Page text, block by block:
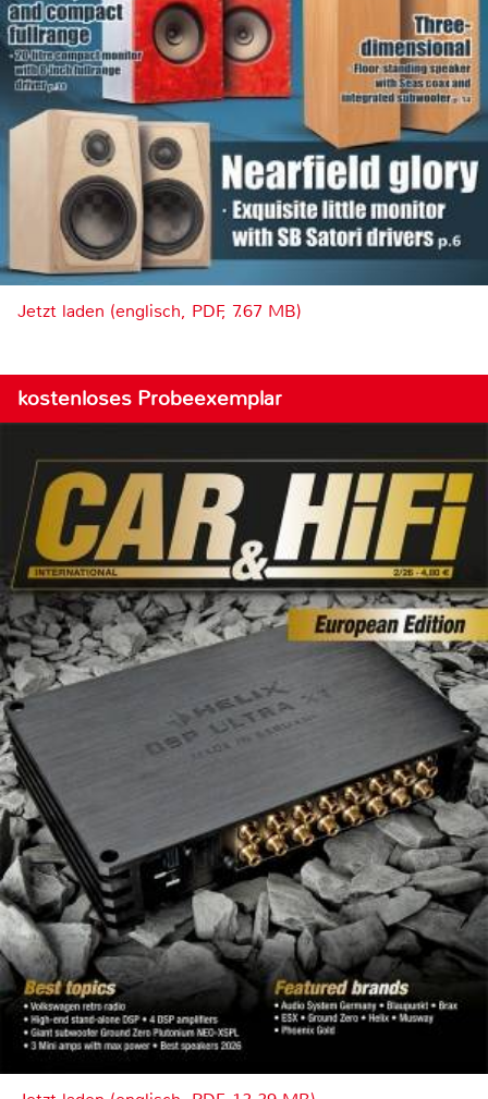
Jetzt laden (englisch, PDF, 7.67 MB)
kostenloses Probeexemplar